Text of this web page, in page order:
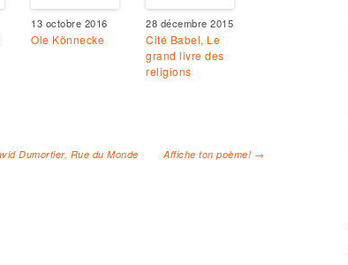
13 octobre 2016
Ole Könnecke
28 décembre 2015
Cité Babel, Le
grand livre des
religions
Dumortier, Rue du Monde Affiche ton poème! →